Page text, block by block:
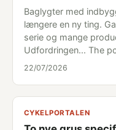
Baglygter med
længere en ny ting.
serie og mange
Udfordringen... The
22/07/2026
CYKELPORTALEN